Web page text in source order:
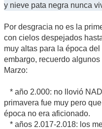
y nieve pata negra nunca
Por desgracia no es la
con cielos despejados
muy altas para la época
embargo, recuerdo
Marzo:
* año 2.000: no llovió
primavera fue muy pero
época no era aficionado.
* años 2.017-2.018: los